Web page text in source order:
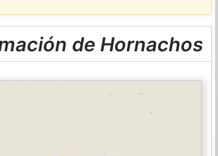
de Hornachos